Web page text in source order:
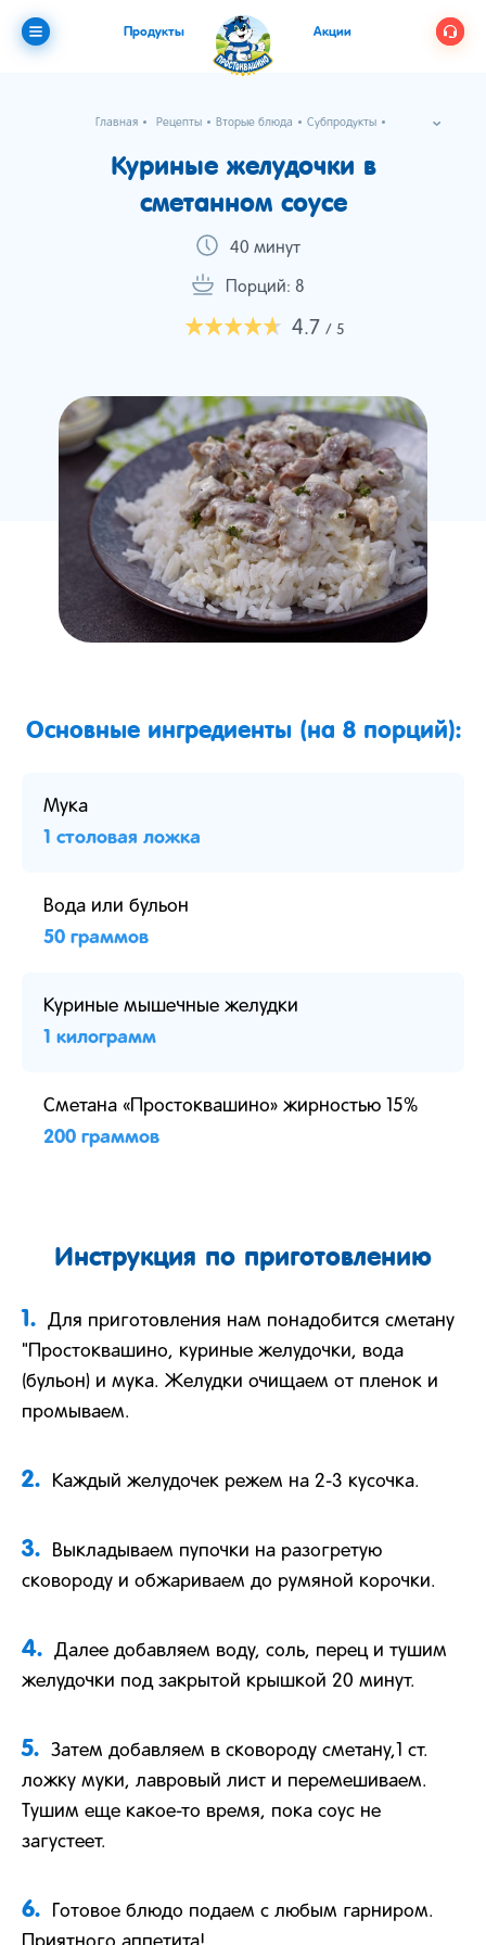
Продукты Акции
Главная Рецепты Вторые блюда
Субпродукты
Куриные желудочки в
сметанном соусе
40 минут
Порций: 8
4.7 / 5
Основные ингредиенты (на 8 порций):
Мука
1 столовая ложка
Вода или бульон
50 граммов
Куриные мышечные желудки
1 килограмм
Сметана «Простоквашино» жирностью 15%
200 граммов
Инструкция по приготовлению
1.
Для приготовления нам понадобится сметану
"Простоквашино, куриные желудочки, вода
(бульон) и мука. Желудки очищаем от пленок и
промываем.
2. Каждый желудочек режем на 2-3 кусочка.
3.
Выкладываем пупочки на разогретую
сковороду и обжариваем до румяной корочки.
4.
Далее добавляем воду, соль, перец и тушим
желудочки под закрытой крышкой 20 минут.
5.
Затем добавляем в сковороду сметану,1 ст.
ложку муки, лавровый лист и перемешиваем.
Тушим еще какое-то время, пока соус не
загустеет.
6.
Готовое блюдо подаем с любым гарниром.